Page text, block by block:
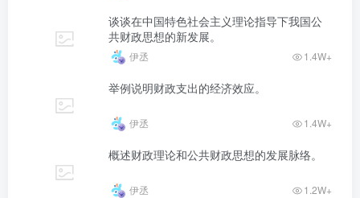
谈谈在中国特色社会主义理论指导下我国公
共财政思想的新发展。
伊丞 1.4W+
举例说明财政支出的经济效应。
伊丞 1.4W+
概述财政理论和公共财政思想的发展脉络。
伊丞 1.2W+